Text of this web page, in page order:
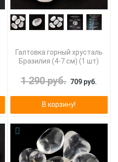
Галтовка горный хрусталь
Бразилия (4-7 см) (1 шт)
1 290 руб. 709 руб.
В корзину!